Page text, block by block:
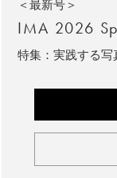
＜最新号＞
IMA 2026
特集：実践する